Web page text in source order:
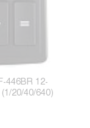
446BR 12-
20/40/640)